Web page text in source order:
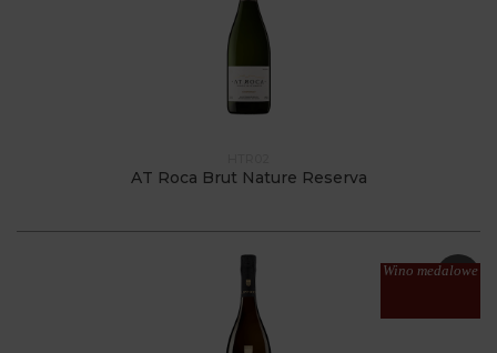
AT Roca Brut Nature Reserva
Wino medalowe